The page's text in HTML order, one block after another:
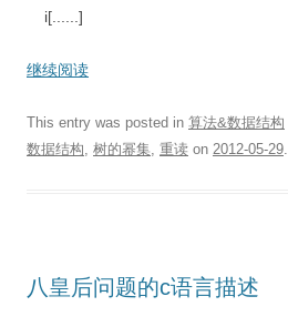
i[......]
继续阅读
This entry was posted in 算法&数据结构
数据结构, 树的幂集, 重读 on 2012-05-29.
八皇后问题的c语言描述